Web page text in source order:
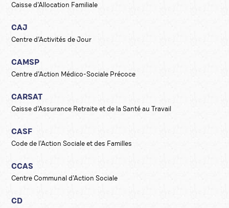
Caisse d’Allocation Familiale
CAJ
Centre d’Activités de Jour
CAMSP
Centre d’Action Médico-Sociale Précoce
CARSAT
Caisse d’Assurance Retraite et de la Santé au Travail
CASF
Code de l’Action Sociale et des Familles
CCAS
Centre Communal d’Action Sociale
CD